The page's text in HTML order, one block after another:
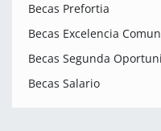
Becas Prefortia
Becas Excelencia
Becas Segunda
Becas Salario